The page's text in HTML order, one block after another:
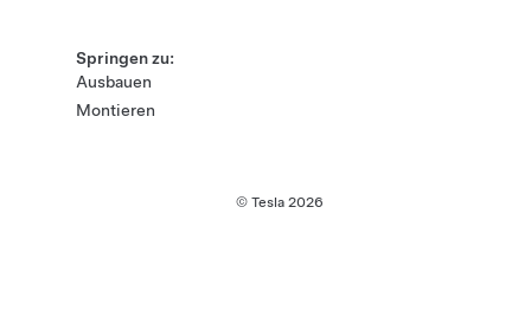
Springen zu:
Ausbauen
Montieren
© Tesla 2026